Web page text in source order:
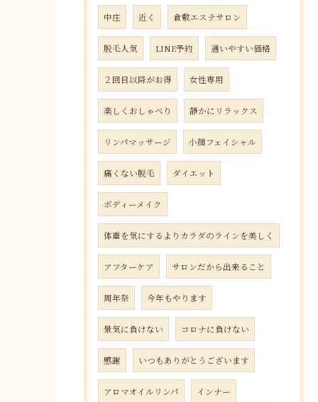
中庄 近く 倉敷エステサロン
脱毛人気 LINE予約 通いやすい価格
２回目以降がお得 女性専用
楽しくおしゃべり 静かにリラックス
リンパマッサージ 小顔フェイシャル
痛くない脱毛 ダイエット
ボディーメイク
体重を気にするよりカラダのラインを美しく
アフターケア サロンだから出来ること
周年祭 今年もやります
景気に負けない コロナに負けない
感謝 いつもありがとうございます
アロマオイルリンパ インナー